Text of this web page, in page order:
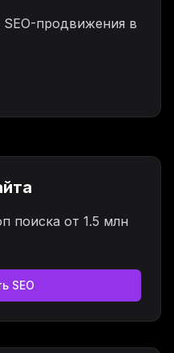
SEO-продвижения в
nusxalash
поиска от 1.5 млн
SEO